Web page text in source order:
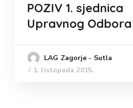
POZIV 1. sjednica
Upravnog Odbora
LAG Zagorje - Sutla
1. listopada 2015.